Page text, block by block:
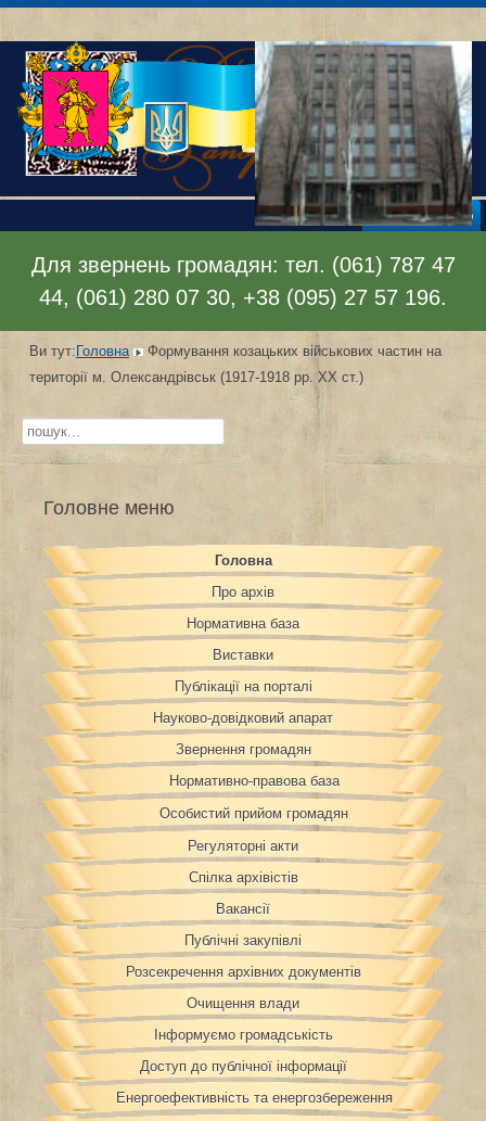
Відкрити меню
Для звернень громадян: тел. (061) 787 47
44, (061) 280 07 30, +38 (095) 27 57 196.
Ви тут:Головна
Формування козацьких військових частин на
території м. Олександрівськ (1917-1918 рр. XX ст.)
Пошук...
Головне меню
Головна
Про архів
Нормативна база
Виставки
Публікації на порталі
Науково-довідковий апарат
Звернення громадян
Нормативно-правова база
Особистий прийом громадян
Регуляторні акти
Спілка архівістів
Вакансії
Публічні закупівлі
Розсекречення архівних документів
Очищення влади
Інформуємо громадськість
Доступ до публічної інформації
Енергоефективність та енергозбереження